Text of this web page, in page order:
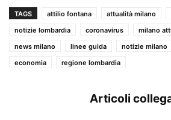
TAGS attilio fontana attualità milano
notizie lombardia
coronavirus milano
news milano
linee guida notizie milano
economia
regione lombardia
Articoli